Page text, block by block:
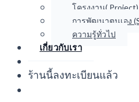
โครงงาน( Project)
การพัฒนาตนเอง
ความรู้ทั่วไป
เกี่ยวกับเรา
ร้านนี้ลงทะเบียนแล้ว